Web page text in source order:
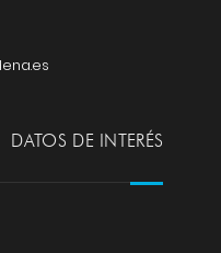
DATOS DE INTERÉS